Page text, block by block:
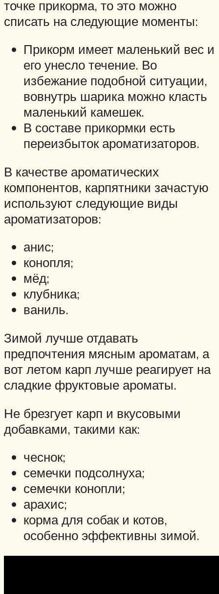
точке прикорма, то это можно
списать на следующие моменты:
Прикорм имеет маленький вес и
его унесло течение. Во
избежание подобной ситуации,
вовнутрь шарика можно класть
маленький камешек.
В составе прикормки есть
переизбыток ароматизаторов.
В качестве ароматических
компонентов, карпятники зачастую
используют следующие виды
ароматизаторов:
анис;
конопля;
мёд;
клубника;
ваниль.
Зимой лучше отдавать
предпочтения мясным ароматам, а
вот летом карп лучше реагирует на
сладкие фруктовые ароматы.
Не брезгует карп и вкусовыми
добавками, такими как:
чеснок;
семечки подсолнуха;
семечки конопли;
арахис;
корма для собак и котов,
особенно эффективны зимой.